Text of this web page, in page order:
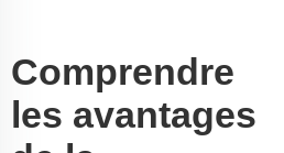
Comprendre
les avantages